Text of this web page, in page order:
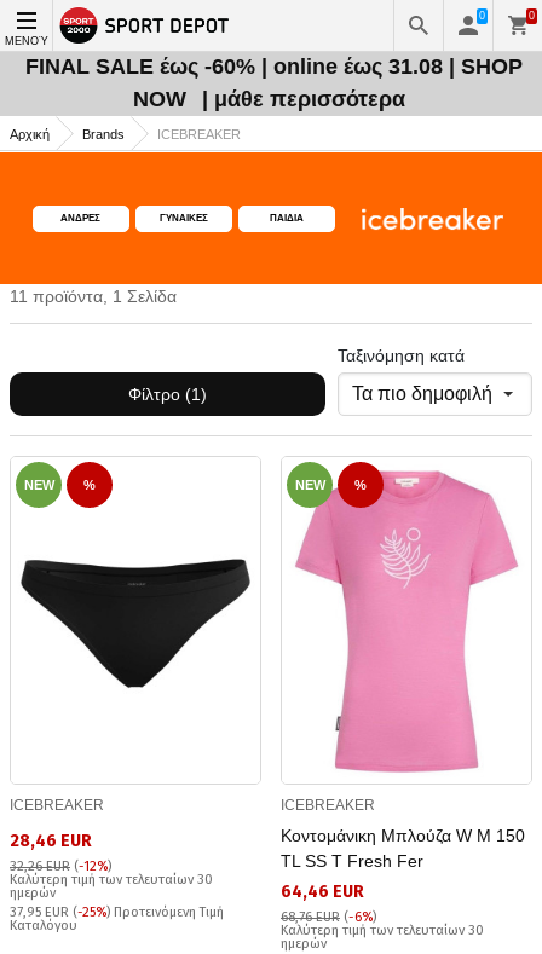
ΜΕΝΟΎ
0 0
FINAL SALE έως -60% | online έως 31.08 | SHOP
NOW
| μάθε περισσότερα
Αρχική Brands ICEBREAKER
ΑΝΔΡΕΣ ΓΥΝΑΙΚΕΣ ΠΑΙΔΙΑ
11 προϊόντα, 1 Σελίδα
Φίλτρο (1)
Ταξινόμηση κατά
NEW %
ICEBREAKER
28,46 EUR
32,26 EUR (-12%)
Καλύτερη τιμή των τελευταίων 30
ημερών
37,95 EUR (-25%) Προτεινόμενη Τιμή
Καταλόγου
NEW %
ICEBREAKER
Κοντομάνικη Μπλούζα W M 150
TL SS T Fresh Fer
64,46 EUR
68,76 EUR (-6%)
Καλύτερη τιμή των τελευταίων 30
ημερών